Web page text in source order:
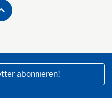
abonnieren!